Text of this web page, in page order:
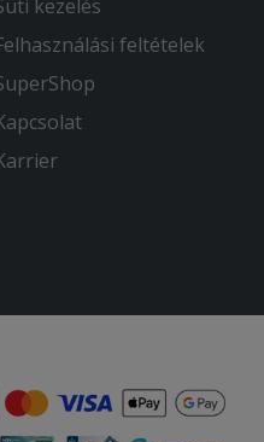
kezelés
feltételek